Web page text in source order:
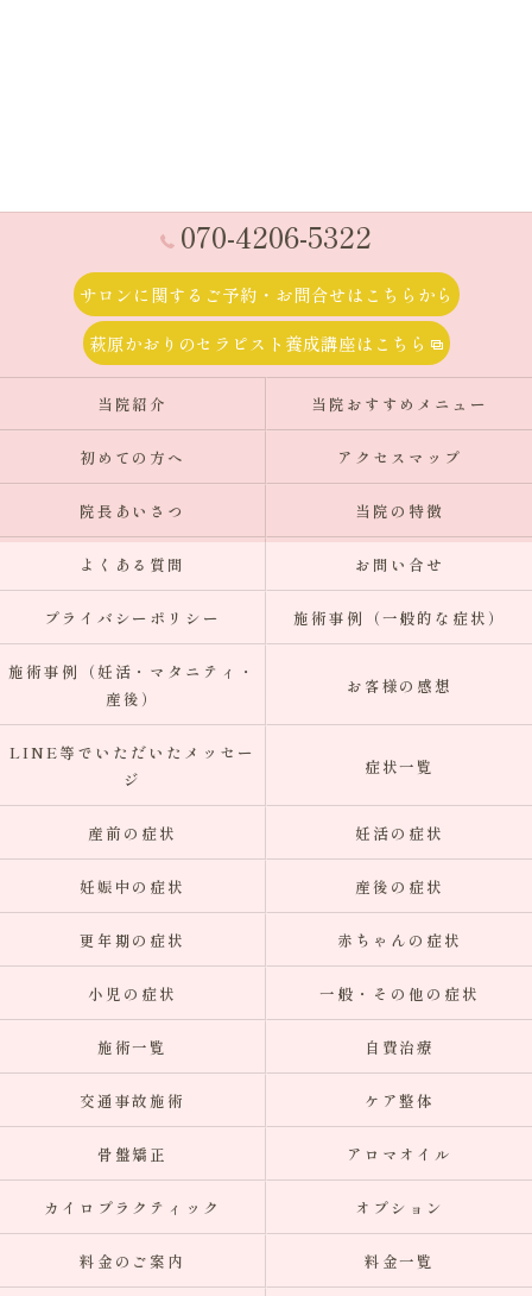
070-4206-5322
サロンに関するご予約・お問合せはこちらから
萩原かおりのセラピスト養成講座はこちら
当院紹介 当院おすすめメニュー
初めての方へ アクセスマップ
院長あいさつ 当院の特徴
よくある質問 お問い合せ
プライバシーポリシー 施術事例（一般的な症状）
施術事例（妊活・マタニティ・
産後）
お客様の感想
LINE等でいただいたメッセー
ジ
症状一覧
産前の症状 妊活の症状
妊娠中の症状 産後の症状
更年期の症状 赤ちゃんの症状
小児の症状 一般・その他の症状
施術一覧 自費治療
交通事故施術 ケア整体
骨盤矯正 アロマオイル
カイロプラクティック オプション
料金のご案内 料金一覧